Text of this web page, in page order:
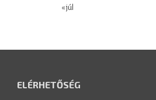
« júl
ELÉRHETŐSÉG